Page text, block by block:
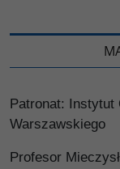
Patronat:
Warszawskiego
Profesor